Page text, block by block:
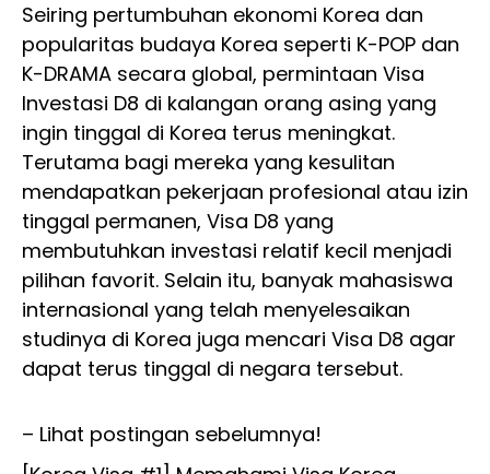
Seiring pertumbuhan ekonomi Korea dan
popularitas budaya Korea seperti K-POP dan
K-DRAMA secara global, permintaan Visa
Investasi D8 di kalangan orang asing yang
ingin tinggal di Korea terus meningkat.
Terutama bagi mereka yang kesulitan
mendapatkan pekerjaan profesional atau izin
tinggal permanen, Visa D8 yang
membutuhkan investasi relatif kecil menjadi
pilihan favorit. Selain itu, banyak mahasiswa
internasional yang telah menyelesaikan
studinya di Korea juga mencari Visa D8 agar
dapat terus tinggal di negara tersebut.
– Lihat postingan sebelumnya!